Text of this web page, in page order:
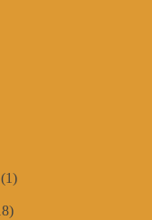
(1)